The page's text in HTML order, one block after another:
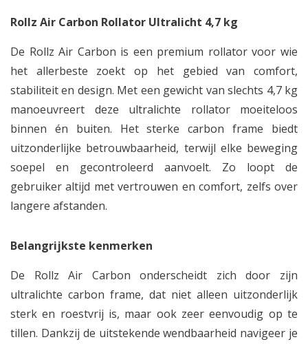
Rollz Air Carbon Rollator Ultralicht 4,7 kg
De Rollz Air Carbon is een premium rollator voor wie
het allerbeste zoekt op het gebied van comfort,
stabiliteit en design. Met een gewicht van slechts 4,7 kg
manoeuvreert deze ultralichte rollator moeiteloos
binnen én buiten. Het sterke carbon frame biedt
uitzonderlijke betrouwbaarheid, terwijl elke beweging
soepel en gecontroleerd aanvoelt. Zo loopt de
gebruiker altijd met vertrouwen en comfort, zelfs over
langere afstanden.
Belangrijkste kenmerken
De Rollz Air Carbon onderscheidt zich door zijn
ultralichte carbon frame, dat niet alleen uitzonderlijk
sterk en roestvrij is, maar ook zeer eenvoudig op te
tillen. Dankzij de uitstekende wendbaarheid navigeer je